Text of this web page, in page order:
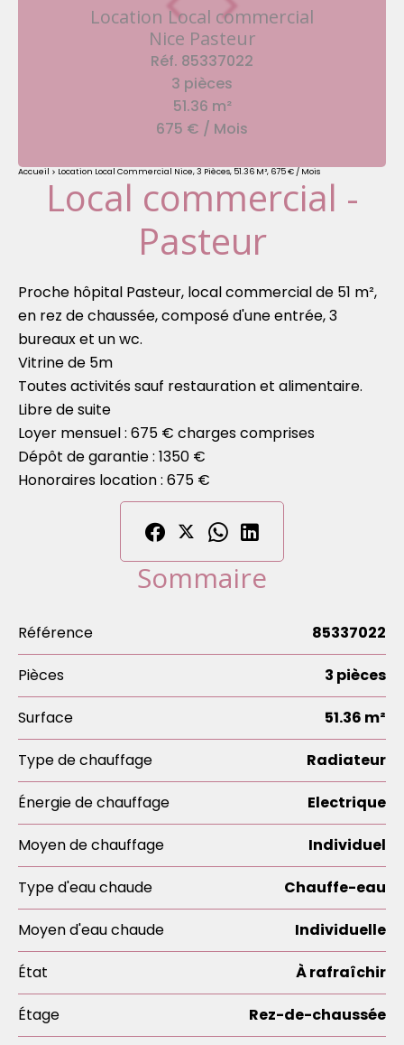
Location Local commercial
Nice Pasteur
Réf. 85337022
3 pièces
51.36 m²
675 € / Mois
Accueil Location Local Commercial Nice, 3 Pièces, 51.36 M², 675 € / Mois
Local commercial -
Pasteur
Proche hôpital Pasteur, local commercial de 51 m²,
en rez de chaussée, composé d'une entrée, 3
bureaux et un wc.
Vitrine de 5m
Toutes activités sauf restauration et alimentaire.
Libre de suite
Loyer mensuel : 675 € charges comprises
Dépôt de garantie : 1350 €
Honoraires location : 675 €
Sommaire
Référence 85337022
Pièces 3 pièces
Surface 51.36 m²
Type de chauffage Radiateur
Énergie de chauffage Electrique
Moyen de chauffage Individuel
Type d'eau chaude Chauffe-eau
Moyen d'eau chaude Individuelle
État À rafraîchir
Étage Rez-de-chaussée